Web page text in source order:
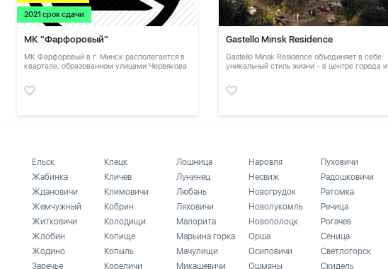
2021 срок сдачи
МК "Фарфоровый"
МК Фарфоровый в г. Минск располагается в
квартале, образованном улицами Червякова
Gastello Minsk Residence
Gastello Minsk Residence объединяет в себе
уникальный стиль жизни - в центре города и
Ельск
Жабинка
Ждановичи
Жемчужный
Житковичи
Жлобин
Жодино
Заречье
Клецк
Кличев
Климовичи
Кобрин
Колодищи
Копище
Копыль
Кореличи
Лошница
Лунинец
Любань
Ляховичи
Малорита
Марьина горка
Мачулищи
Микашевичи
Наровля
Несвиж
Новогрудок
Новолукомль
Новополоцк
Орша
Осиповичи
Ошмяны
Пуховичи
Радошковичи
Ратомка
Речица
Рогачев
Сеница
Светлогорск
Скидель